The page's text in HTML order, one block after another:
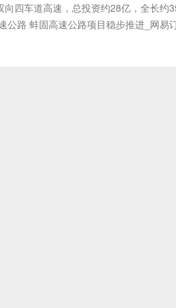
向四车道高速，总投资约28亿，全长约
公路 蚌固高速公路项目稳步推进_网